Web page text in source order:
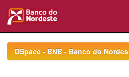
navigationDSpace - BNB - Banco do